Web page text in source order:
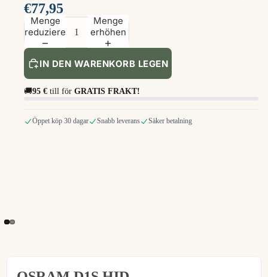
€77,95
Menge
reduzieren
Menge
erhöhen
IN DEN WARENKORB LEGEN
🚚95 € till för GRATIS FRAKT!
Öppet köp 30 dagar Snabb leverans Säker betalning